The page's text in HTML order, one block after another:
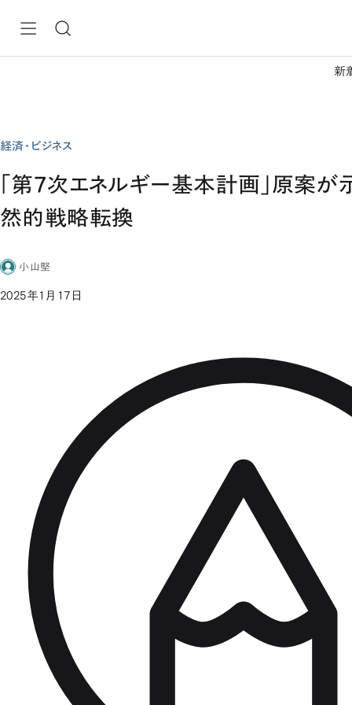
新
経済・ビジネス
「第7次エネルギー基本計画」原案
然的戦略転換
小山堅
2025年1月17日